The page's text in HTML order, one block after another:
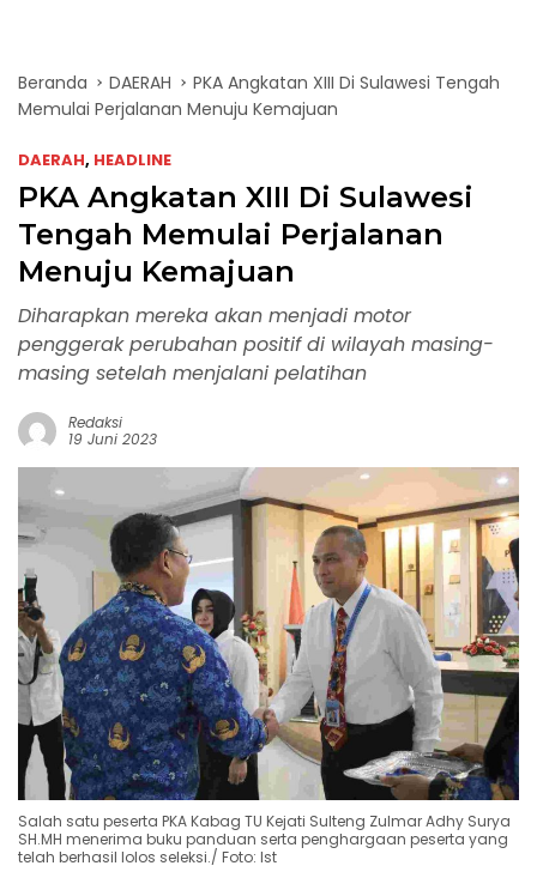
Beranda DAERAH
PKA Angkatan XIII Di Sulawesi Tengah
Memulai Perjalanan Menuju Kemajuan
DAERAH, HEADLINE
PKA Angkatan XIII Di Sulawesi
Tengah Memulai Perjalanan
Menuju Kemajuan
Diharapkan mereka akan menjadi motor
penggerak perubahan positif di wilayah masing-
masing setelah menjalani pelatihan
Redaksi
19 Juni 2023
Salah satu peserta PKA Kabag TU Kejati Sulteng Zulmar Adhy Surya
SH.MH menerima buku panduan serta penghargaan peserta yang
telah berhasil lolos seleksi./ Foto: Ist